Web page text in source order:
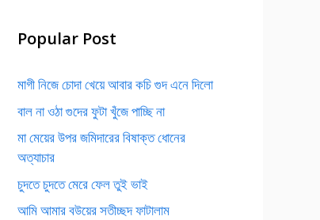
Popular Post
মাগী নিজে চোদা খেয়ে আবার কচি গুদ এনে দিলো
বাল না ওঠা গুদের ফুটা খুঁজে পাচ্ছি না
মা মেয়ের উপর জমিদারের বিষাক্ত ধোনের
অত্যাচার
চুদতে চুদতে মেরে ফেল তুই ভাই
আমি আমার বউয়ের সতীচ্ছদ ফাটালাম